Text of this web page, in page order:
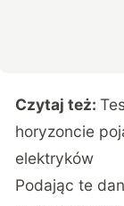
Czytaj też:
horyzoncie
elektryków
Podając te